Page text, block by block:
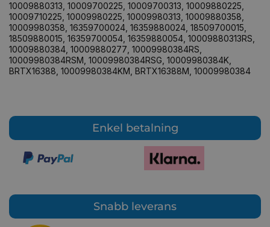
10009880313 10009700225 10009700313 10009880225
10009710225 10009980225 10009980313 10009880358
10009980358 16359700024 16359880024 18509700015
18509880015 16359700054 16359880054 10009880313RS
10009880384 10009880277 10009980384RS
10009980384RSM 10009980384RSG 10009980384K
BRTX16388 10009980384KM BRTX16388М 10009980384
Enkel betalning
Snabb leverans